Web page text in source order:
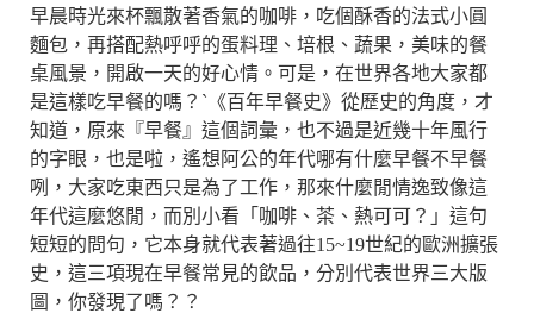
早晨時光來杯飄散著香氣的咖啡，吃個酥香的法式小圓
麵包，再搭配熱呼呼的蛋料理、培根、蔬果，美味的餐
桌風景，開啟一天的好心情。可是，在世界各地大家都
是這樣吃早餐的嗎？ˋ《百年早餐史》從歷史的角度，才
知道，原來『早餐』這個詞彙，也不過是近幾十年風行
的字眼，也是啦，遙想阿公的年代哪有什麼早餐不早餐
咧，大家吃東西只是為了工作，那來什麼閒情逸致像這
年代這麼悠閒，而別小看「咖啡、茶、熱可可？」這句
短短的問句，它本身就代表著過往15~19世紀的歐洲擴張
史，這三項現在早餐常見的飲品，分別代表世界三大版
圖，你發現了嗎？？